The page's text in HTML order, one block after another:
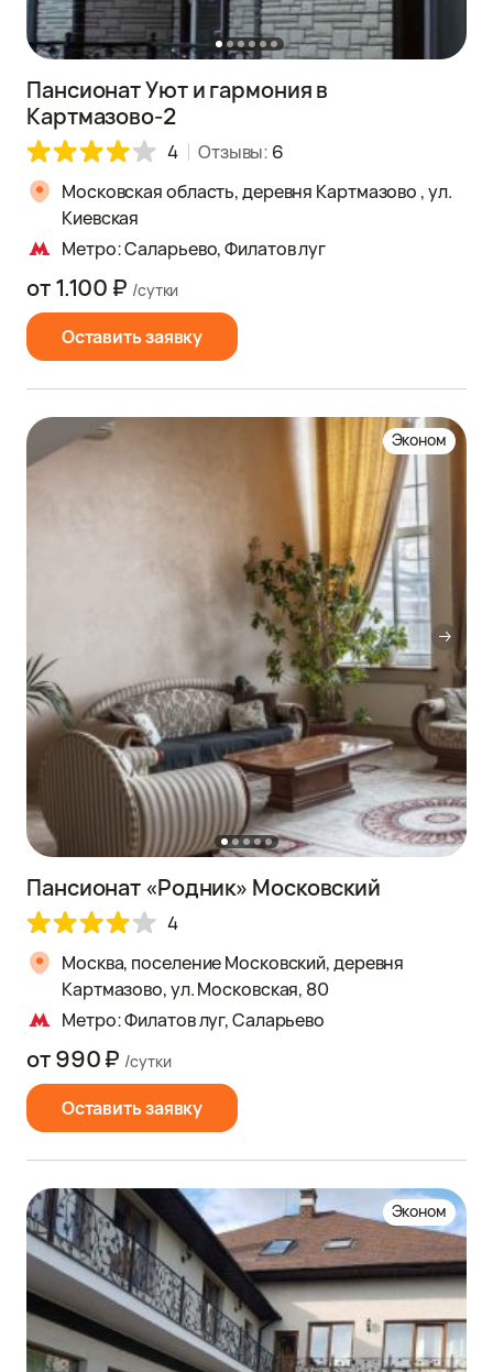
Пансионат Уют и гармония в
Картмазово-2
4 Отзывы: 6
Московская область, деревня Картмазово , ул.
Киевская
Метро: Саларьево, Филатов луг
Оставить заявку
от 1.100 ₽ /сутки
Эконом
Пансионат «Родник» Московский
4
Москва, поселение Московский, деревня
Картмазово, ул. Московская, 80
Метро: Филатов луг, Саларьево
Оставить заявку
от 990 ₽ /сутки
Эконом